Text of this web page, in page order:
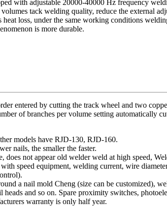
with adjustable 20000-40000 Hz frequency
volumes tack welding quality, reduce the external
heat loss, under the same working conditions
is more durable.
entered by cutting the track wheel and two
of branches per volume setting automatically
models have RJD-130, RJD-160.
nails, the smaller the faster.
, does not appearold welder weld at high speed,
with speed equipment, welding current, wire diameter
).
a nail mold Cheng (size can be customized),
heads and so on. Spare proximity switches,
warranty is only half year.